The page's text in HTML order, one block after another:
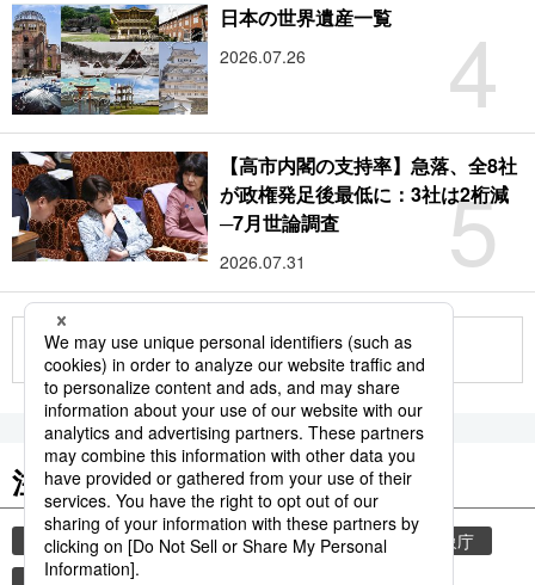
4
日本の世界遺産一覧
2026.07.26
5
【高市内閣の支持率】急落、全8社
が政権発足後最低に：3社は2桁減
─7月世論調査
2026.07.31
もっと見る
注目のキーワード
共同通信ニュース 気象・災害 災害
気象庁